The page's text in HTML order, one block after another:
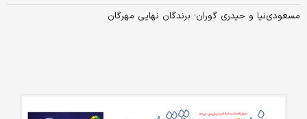
مسعودی‌نیا و حیدری گوران؛ برندگان نهایی مهرگان